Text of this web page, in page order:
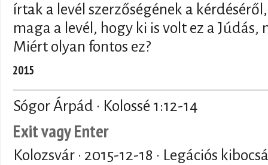
írtak a levél szerzőségének a
maga a levél, hogy ki is volt ez a Júdás,
Miért olyan fontos ez?
2015
Sógor Árpád · Kolossé 1:12-14
Exit vagy Enter
Kolozsvár · 2015-12-18 · Legációs